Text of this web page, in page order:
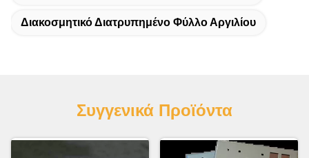
Διακοσμητικό Διατρυπημένο Φύλλο Αργιλίου
Συγγενικά Προϊόντα